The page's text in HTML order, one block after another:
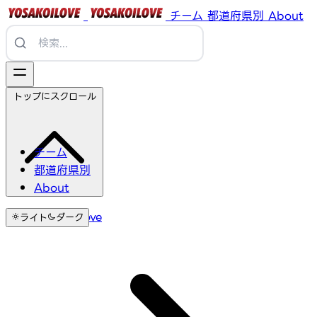
チーム 都道府県別 About
チーム
都道府県別
About
ライト ダーク
トップにスクロール
YosakoiLove